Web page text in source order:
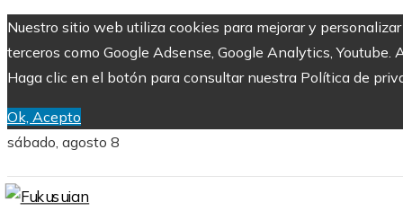
Nuestro sitio web utiliza cookies para mejorar y
terceros como Google Adsense, Google Analytics,
Haga clic en el botón para consultar nuestra Política de
Ok, Acepto
sábado, agosto 8